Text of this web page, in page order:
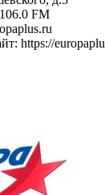
106.0 FM
https://